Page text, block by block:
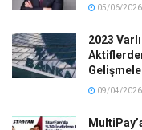
05/06/2026
2023
09/04/2026